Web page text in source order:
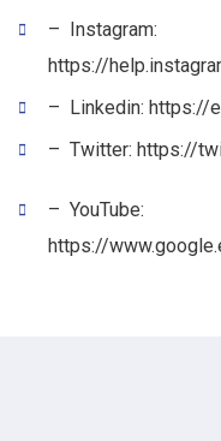
– Instagram:
https://
– Linkedin: https://
– Twitter: https://
– YouTube:
https://